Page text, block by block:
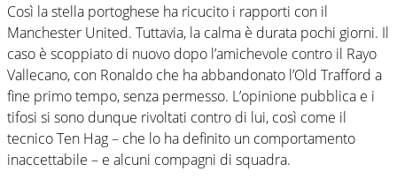
Così la stella portoghese ha ricucito i rapporti con il
Manchester United. Tuttavia, la calma è durata pochi giorni. Il
caso è scoppiato di nuovo dopo l’amichevole contro il Rayo
Vallecano, con Ronaldo che ha abbandonato l’Old Trafford a
fine primo tempo, senza permesso. L’opinione pubblica e i
tifosi si sono dunque rivoltati contro di lui, così come il
tecnico Ten Hag – che lo ha definito un comportamento
inaccettabile – e alcuni compagni di squadra.